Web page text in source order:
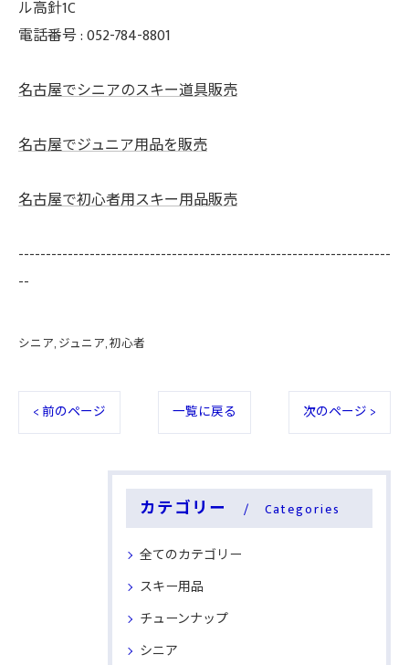
ル高針1C
電話番号 :052-784-8801
名古屋でシニアのスキー道具販売
名古屋でジュニア用品を販売
名古屋で初心者用スキー用品販売
--------------------------------------------------------------------
--
シニア ジュニア 初心者
< 前のページ 一覧に戻る 次のページ >
カテゴリー Categories
全てのカテゴリー
スキー用品
チューンナップ
シニア